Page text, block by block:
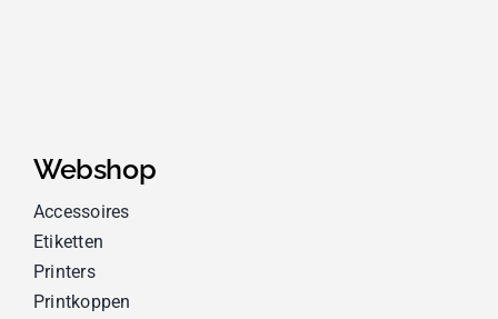
Webshop
Accessoires
Etiketten
Printers
Printkoppen